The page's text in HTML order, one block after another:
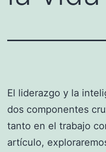
El liderazgo y la
dos componentes
tanto en el trabajo
artículo,